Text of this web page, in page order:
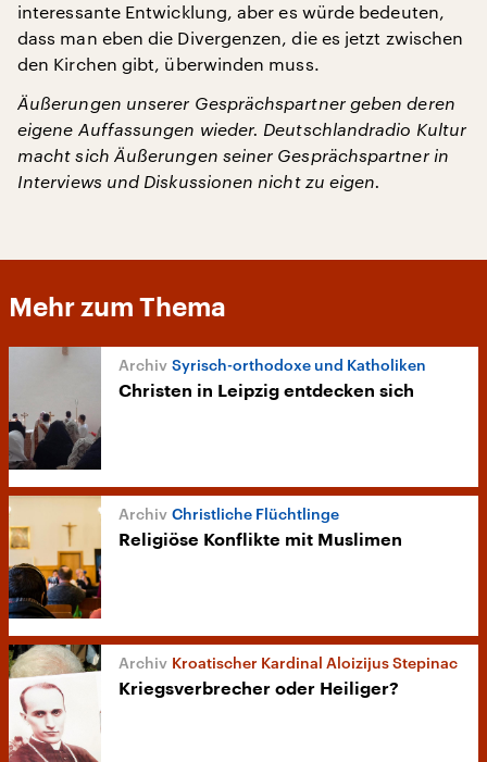
interessante Entwicklung, aber es würde bedeuten,
dass man eben die Divergenzen, die es jetzt zwischen
den Kirchen gibt, überwinden muss.
Äußerungen unserer Gesprächspartner geben deren
eigene Auffassungen wieder. Deutschlandradio Kultur
macht sich Äußerungen seiner Gesprächspartner in
Interviews und Diskussionen nicht zu eigen.
Mehr zum Thema
Syrisch-orthodoxe und Katholiken
Christen in Leipzig entdecken sich
Christliche Flüchtlinge
Religiöse Konflikte mit Muslimen
Kroatischer Kardinal Aloizijus Stepinac
Kriegsverbrecher oder Heiliger?